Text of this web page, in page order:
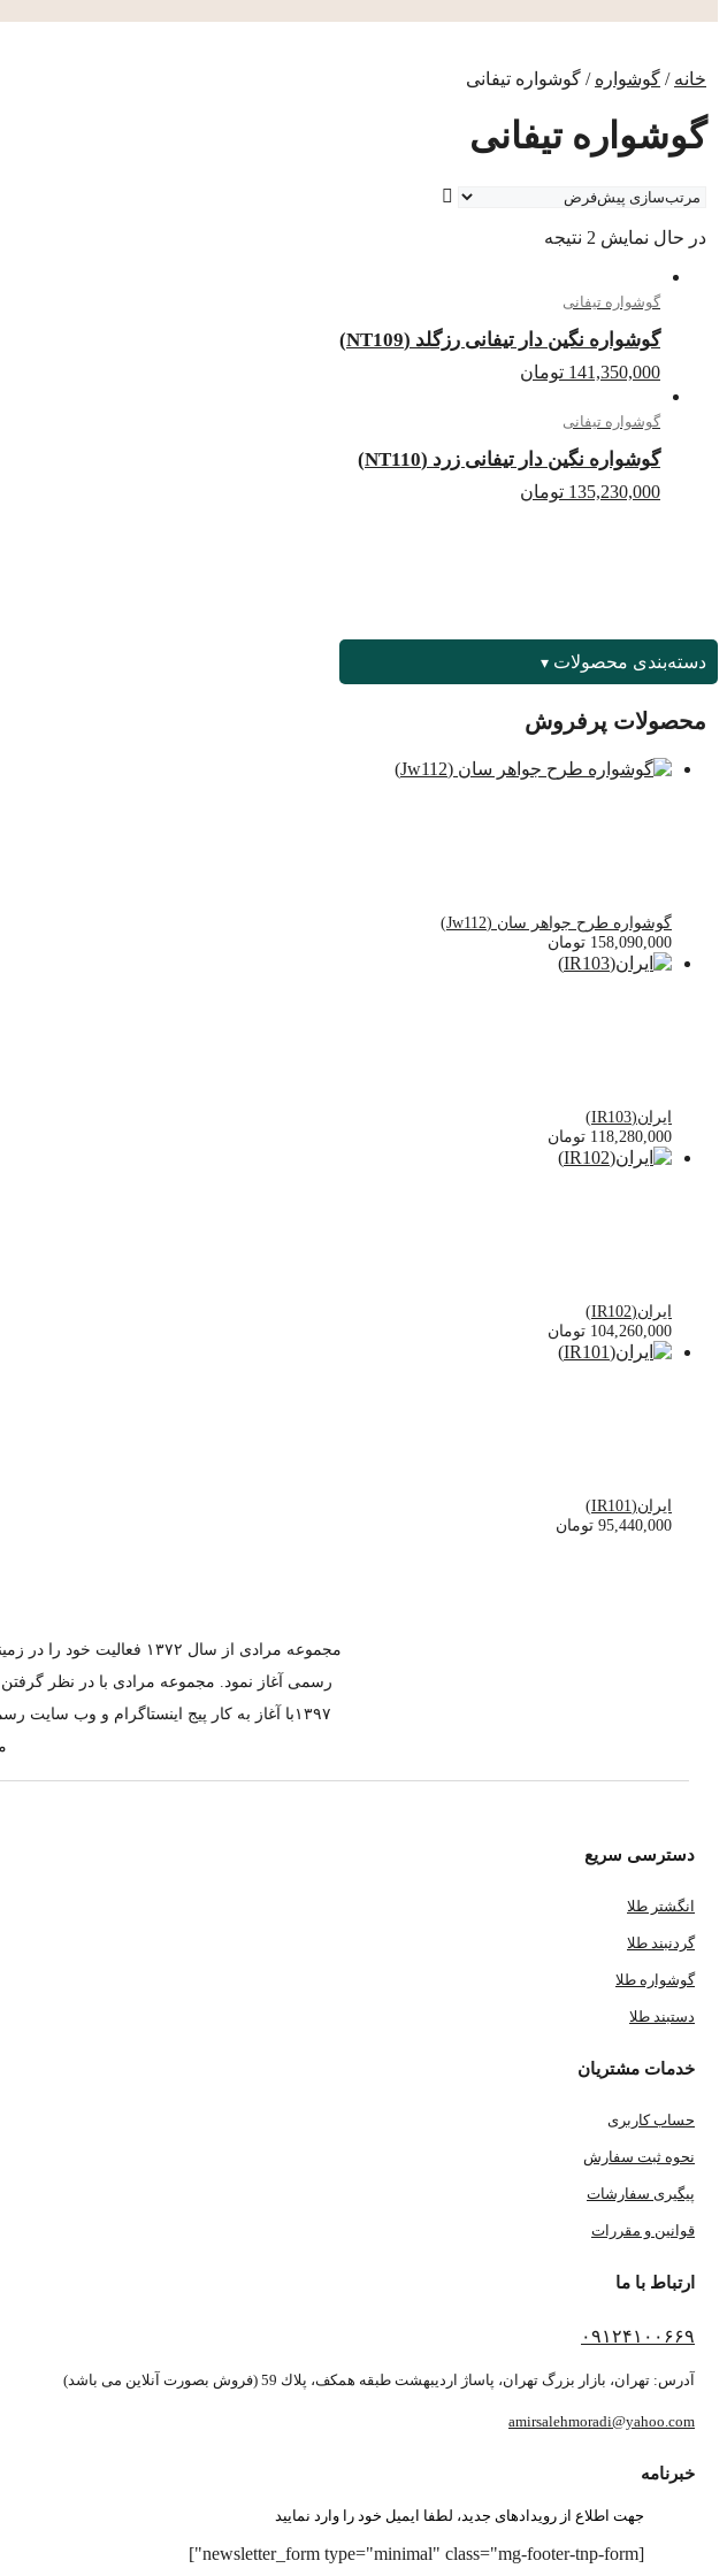
خانه / گوشواره / گوشواره تیفانی
گوشواره تیفانی
در حال نمایش 2 نتیجه
گوشواره تیفانی
گوشواره نگین دار تیفانی رزگلد (NT109)
141,350,000 تومان
گوشواره تیفانی
گوشواره نگین دار تیفانی زرد (NT110)
135,230,000 تومان
دسته‌بندی محصولات
محصولات پرفروش
گوشواره طرح جواهر سان (Jw112)
158,090,000 تومان
ایران(IR103)
118,280,000 تومان
ایران(IR102)
104,260,000 تومان
ایران(IR101)
95,440,000 تومان
مجموعه مرادی از سال ۱۳۷۲
رسمی آغاز نمود. مجموعه مرادی با در نظر
۱۳۹۷با آغاز به کار پیج اینستاگرام و وب
دسترسی سریع
انگشتر طلا
گردنبند طلا
گوشواره طلا
دستبند طلا
خدمات مشتریان
حساب کاربری
نحوه ثبت سفارش
پیگیری سفارشات
قوانین و مقررات
ارتباط با ما
۰۹۱۲۴۱۰۰۶۶۹
آدرس: تهران، بازار بزرگ تهران، پاساژ ارديبهشت طبقه همكف، پلاك 59 (فروش بصورت آنلاین می باشد)
amirsalehmoradi@yahoo.com
خبرنامه
جهت اطلاع از رویدادهای جدید، لطفا ایمیل خود را وارد نمایید
[newsletter_form type="minimal" class="mg-footer-tnp-form"]